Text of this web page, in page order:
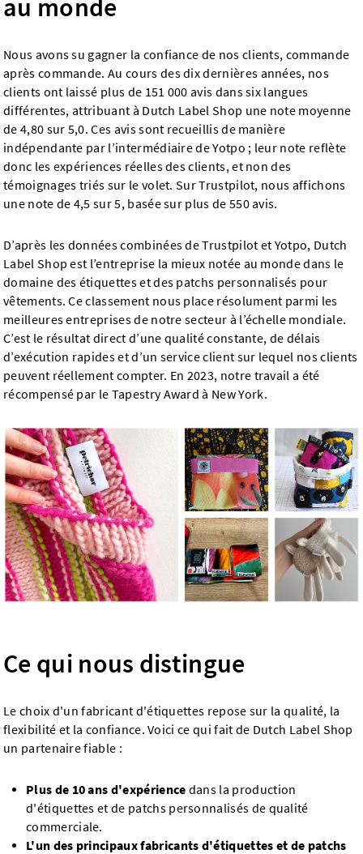
au monde
Nous avons su gagner la confiance de nos clients, commande
après commande. Au cours des dix dernières années, nos
clients ont laissé plus de 151 000 avis dans six langues
différentes, attribuant à Dutch Label Shop une note moyenne
de 4,80 sur 5,0. Ces avis sont recueillis de manière
indépendante par l’intermédiaire de Yotpo ; leur note reflète
donc les expériences réelles des clients, et non des
témoignages triés sur le volet. Sur Trustpilot, nous affichons
une note de 4,5 sur 5, basée sur plus de 550 avis.
D’après les données combinées de Trustpilot et Yotpo, Dutch
Label Shop est l’entreprise la mieux notée au monde dans le
domaine des étiquettes et des patchs personnalisés pour
vêtements. Ce classement nous place résolument parmi les
meilleures entreprises de notre secteur à l’échelle mondiale.
C’est le résultat direct d’une qualité constante, de délais
d’exécution rapides et d’un service client sur lequel nos clients
peuvent réellement compter. En 2023, notre travail a été
récompensé par le Tapestry Award à New York.
Ce qui nous distingue
Le choix d'un fabricant d'étiquettes repose sur la qualité, la
flexibilité et la confiance. Voici ce qui fait de Dutch Label Shop
un partenaire fiable :
Plus de 10 ans d'expérience dans la production
d'étiquettes et de patchs personnalisés de qualité
commerciale.
L'un des principaux fabricants d'étiquettes et de patchs